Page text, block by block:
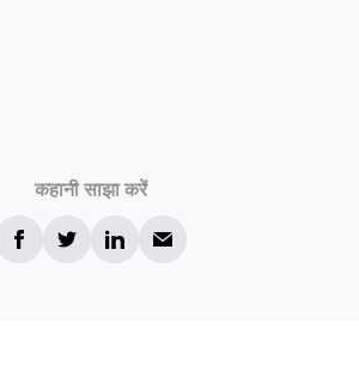
कहानी साझा करें